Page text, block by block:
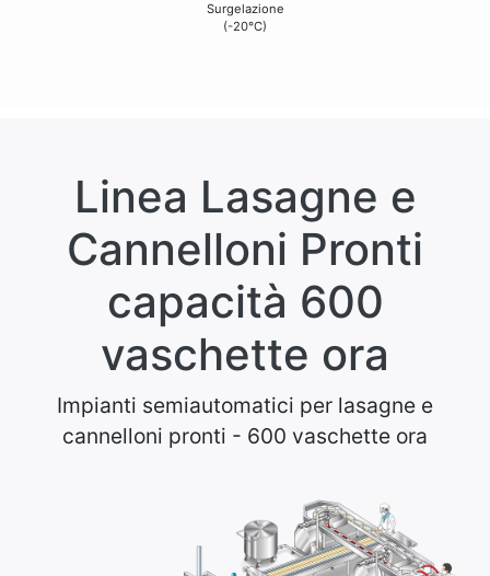
Surgelazione
(-20°C)
Linea Lasagne e
Cannelloni Pronti
capacità 600
vaschette ora
Impianti semiautomatici per lasagne e
cannelloni pronti - 600 vaschette ora